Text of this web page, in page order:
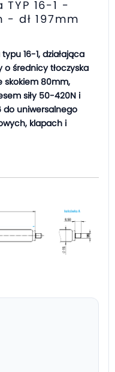
16-1 -
dł 197mm
16-1, działająca
o średnicy tłoczyska
skokiem 80mm,
siły 50-420N i
do uniwersalnego
klapach i